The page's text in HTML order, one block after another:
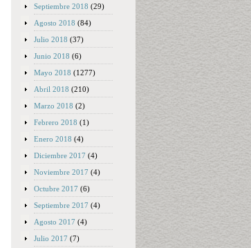
Septiembre 2018 (29)
Agosto 2018 (84)
Julio 2018 (37)
Junio 2018 (6)
Mayo 2018 (1277)
Abril 2018 (210)
Marzo 2018 (2)
Febrero 2018 (1)
Enero 2018 (4)
Diciembre 2017 (4)
Noviembre 2017 (4)
Octubre 2017 (6)
Septiembre 2017 (4)
Agosto 2017 (4)
Julio 2017 (7)